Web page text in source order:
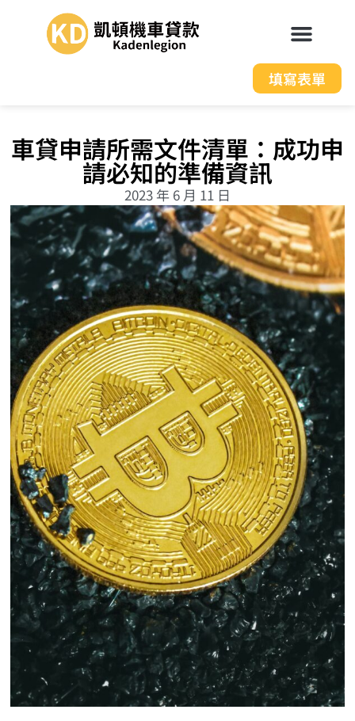
填寫表單
車貸申請所需文件清單：成功申
請必知的準備資訊
2023 年 6 月 11 日